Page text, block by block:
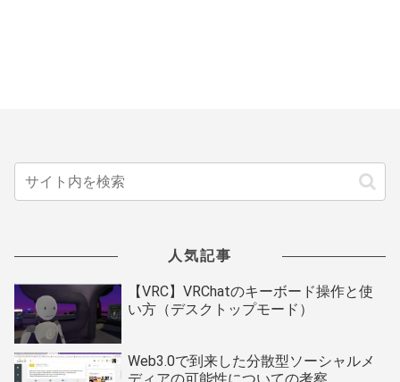
人気記事
【VRC】VRChatのキーボード操作と使
い方（デスクトップモード）
Web3.0で到来した分散型ソーシャルメ